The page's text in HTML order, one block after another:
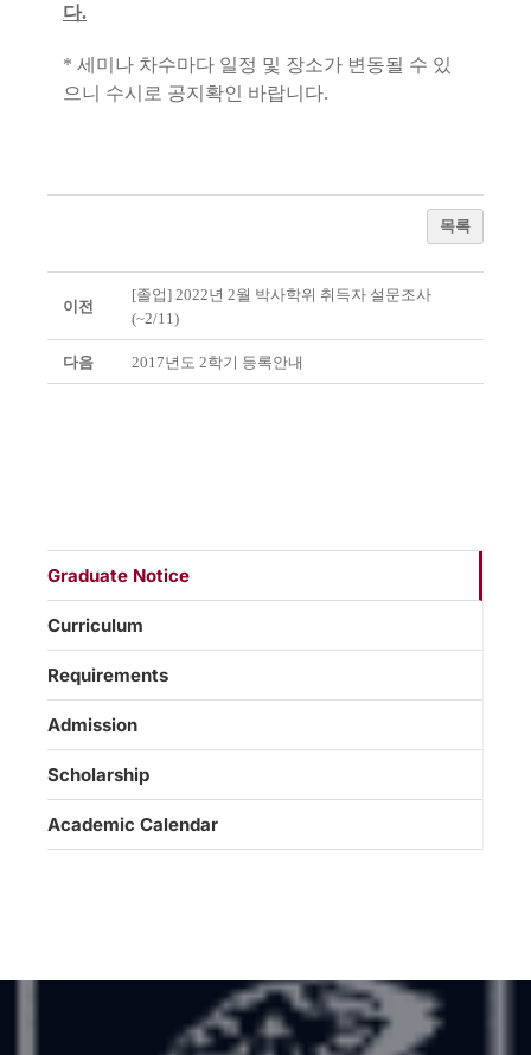
다.
* 세미나 차수마다 일정 및 장소가 변동될 수 있
으니 수시로 공지확인 바랍니다.
목록
이전
[졸업] 2022년 2월 박사학위 취득자 설문조사
(~2/11)
다음 2017년도 2학기 등록안내
Graduate Notice
Curriculum
Requirements
Admission
Scholarship
Academic Calendar